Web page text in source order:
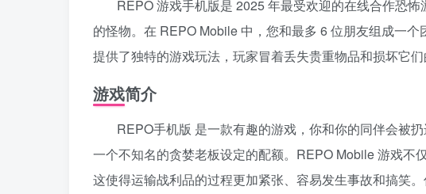
REPO 游戏手机版是 2025 年最受欢迎的在线合作恐
的怪物。在 REPO Mobile 中，您和最多 6 位朋友组成一
提供了独特的游戏玩法，玩家冒着丢失贵重物品和损坏它
游戏简介
REPO手机版 是一款有趣的游戏，你和你的同伴会被
一个不知名的贪婪老板设定的配额。REPO Mobile 游戏不
这使得运输战利品的过程更加紧张、容易发生事故和搞笑